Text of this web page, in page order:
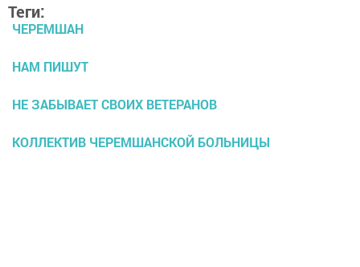
Теги:
ЧЕРЕМШАН
НАМ ПИШУТ
НЕ ЗАБЫВАЕТ СВОИХ ВЕТЕРАНОВ
КОЛЛЕКТИВ ЧЕРЕМШАНСКОЙ БОЛЬНИЦЫ